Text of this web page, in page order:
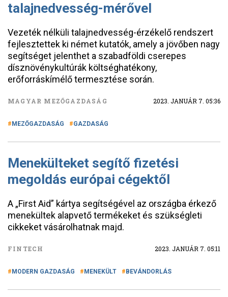
talajnedvesség-mérővel
Vezeték nélküli talajnedvesség-érzékelő rendszert
fejlesztettek ki német kutatók, amely a jövőben nagy
segítséget jelenthet a szabadföldi cserepes
dísznövénykultúrák költséghatékony,
erőforráskímélő termesztése során.
MAGYAR MEZŐGAZDASÁG 2023. JANUÁR 7. 05:36
MEZŐGAZDASÁG GAZDASÁG
Menekülteket segítő fizetési
megoldás európai cégektől
A „First Aid” kártya segítségével az országba érkező
menekültek alapvető termékeket és szükségleti
cikkeket vásárolhatnak majd.
FINTECH 2023. JANUÁR 7. 05:11
MODERN GAZDASÁG MENEKÜLT BEVÁNDORLÁS